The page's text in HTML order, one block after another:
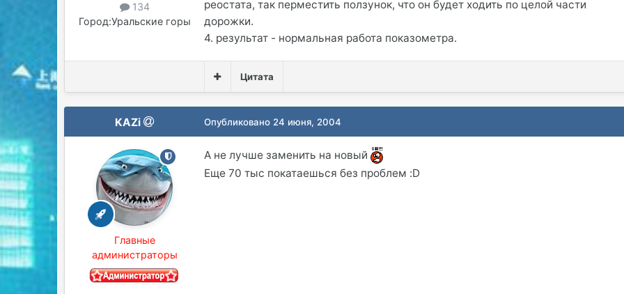
134
Город:Уральские горы
реостата, так перместить ползунок, что он будет ходить по целой части
дорожки.
4. результат - нормальная работа показометра.
Цитата
KAZi
Главные
администраторы
Опубликовано 24 июня, 2004
А не лучше заменить на новый
Еще 70 тыс покатаешься без проблем :D